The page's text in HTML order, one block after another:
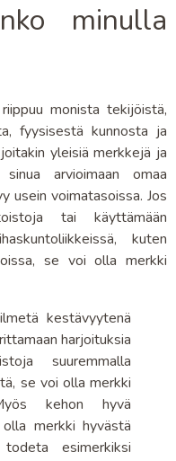
minulla
monista tekijöistä,
fyysisestä kunnosta ja
yleisiä merkkejä ja
arvioimaan omaa
usein voimatasoissa. Jos
tai käyttämään
kuten
se voi olla merkki
kestävyytenä
harjoituksia
suuremmalla
se voi olla merkki
kehon hyvä
merkki hyvästä
esimerkiksi